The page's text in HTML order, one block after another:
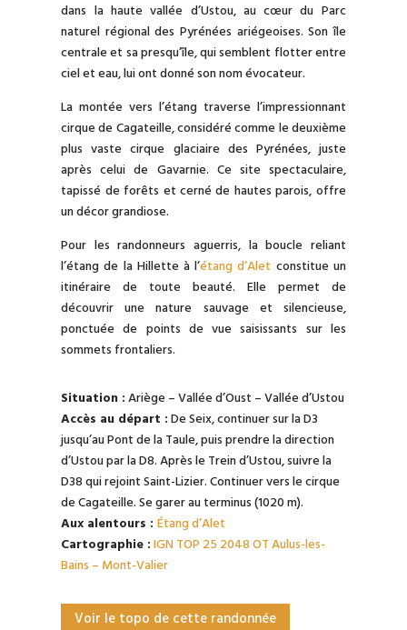
dans la haute vallée d’Ustou, au cœur du Parc
naturel régional des Pyrénées ariégeoises. Son île
centrale et sa presqu’île, qui semblent flotter entre
ciel et eau, lui ont donné son nom évocateur.
La montée vers l’étang traverse l’impressionnant
cirque de Cagateille, considéré comme le deuxième
plus vaste cirque glaciaire des Pyrénées, juste
après celui de Gavarnie. Ce site spectaculaire,
tapissé de forêts et cerné de hautes parois, offre
un décor grandiose.
Pour les randonneurs aguerris, la boucle reliant
l’étang de la Hillette à l’étang d’Alet constitue un
itinéraire de toute beauté. Elle permet de
découvrir une nature sauvage et silencieuse,
ponctuée de points de vue saisissants sur les
sommets frontaliers.
Situation : Ariège – Vallée d’Oust – Vallée d’Ustou
Accès au départ : De Seix, continuer sur la D3
jusqu’au Pont de la Taule, puis prendre la direction
d’Ustou par la D8. Après le Trein d’Ustou, suivre la
D38 qui rejoint Saint-Lizier. Continuer vers le cirque
de Cagateille. Se garer au terminus (1020 m).
Aux alentours :Étang d’Alet
Cartographie : IGN TOP 25 2048 OT Aulus-les-
Bains – Mont-Valier
Voir le topo de cette randonnée